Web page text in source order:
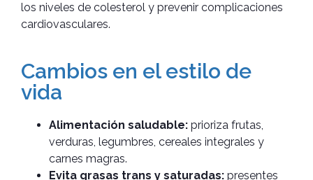
los niveles de colesterol y prevenir complicaciones
cardiovasculares.
Cambios en el estilo de
vida
Alimentación saludable: prioriza frutas,
verduras, legumbres, cereales integrales y
carnes magras.
Evita grasas trans y saturadas: presentes